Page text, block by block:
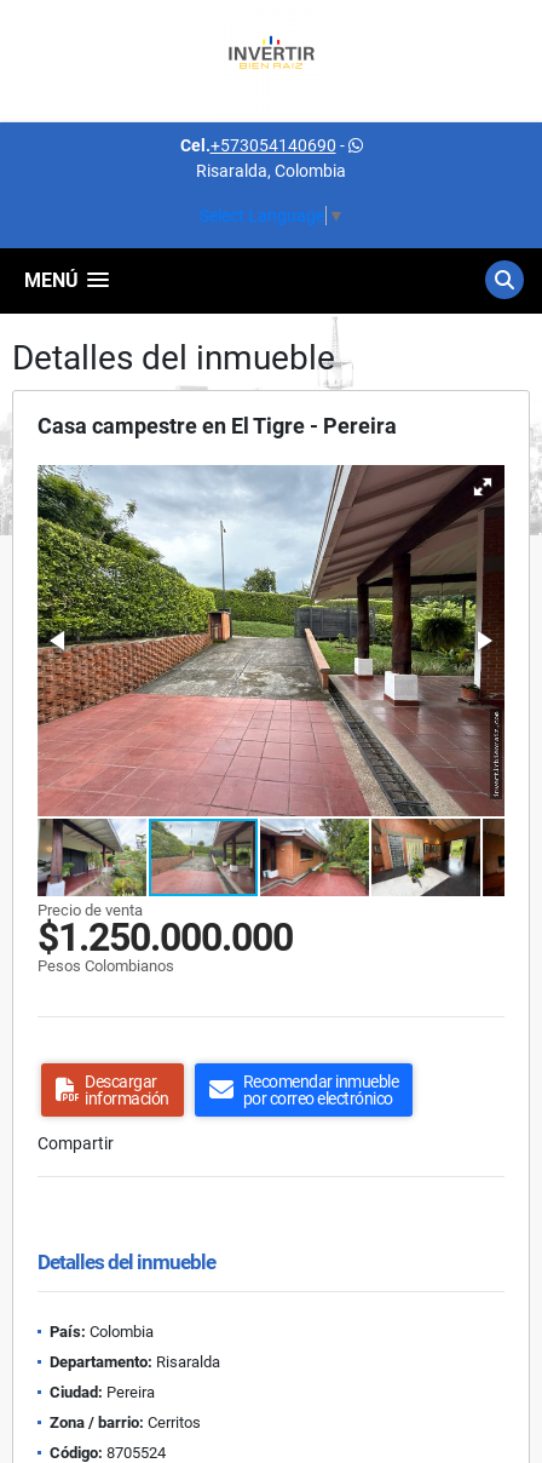
Cel.+573054140690 -
Risaralda, Colombia
Select Language ▼
MENÚ
Detalles del inmueble
Casa campestre en El Tigre - Pereira
Precio de venta
$1.250.000.000
Pesos Colombianos
Descargar
información
Recomendar inmueble
por correo electrónico
Compartir
Detalles del inmueble
País: Colombia
Departamento: Risaralda
Ciudad: Pereira
Zona / barrio: Cerritos
Código: 8705524